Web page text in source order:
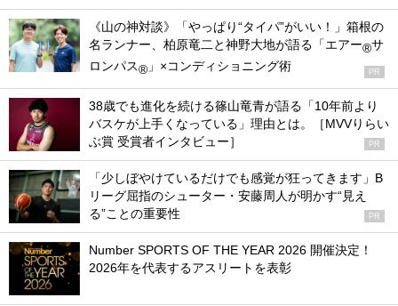
《山の神対談》「やっぱり“タイパ”がいい！」箱根の
名ランナー、柏原竜二と神野大地が語る「エアー®サ
ロンパス® 」×コンディショニング術 PR
38歳でも進化を続ける篠山竜青が語る「10年前より
バスケが上手くなっている」理由とは。［MVVりらい
ぶ賞 受賞者インタビュー］
PR
「少しぼやけているだけでも感覚が狂ってきます」B
リーグ屈指のシューター・安藤周人が明かす“見え
る”ことの重要性
PR
Number SPORTS OF THE YEAR 2026 開催決定！
2026年を代表するアスリートを表彰